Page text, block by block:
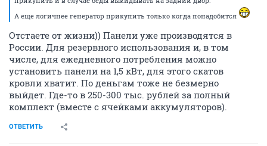
А еще логичнее генератор прикупить только когда понадобится
Отстаете от жизни)) Панели уже производятся в
России. Для резервного использования и, в том
числе, для ежедневного потребления можно
установить панели на 1,5 кВт, для этого скатов
кровли хватит. По деньгам тоже не безмерно
выйдет. Где-то в 250-300 тыс. рублей за полный
комплект (вместе с ячейками аккумуляторов).
ОТВЕТИТЬ